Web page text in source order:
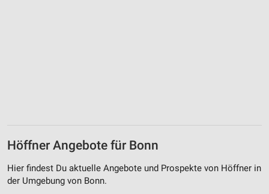
Höffner Angebote für Bonn
Hier findest Du aktuelle Angebote und Prospekte von Höffner in
der Umgebung von Bonn.
Verwendung von Profilen zur Auswahl
personalisierter Inhalte
Messung der Werbeleistung